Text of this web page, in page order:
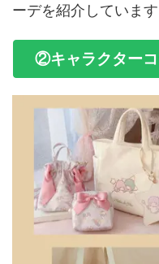
ーデを紹介しています
②キャラクター